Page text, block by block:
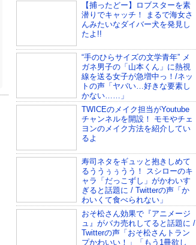
【捕ったどー】ロブスターを素
潜りでキャッチ！ まるで海女さ
んみたいなダイバー犬を発見し
たよ!!
“手のひらサイズの文学青年” メ
ガネ男子の「山本くん」に熱視
線を送る女子が急増中っ！/ネッ
トの声「ヤバい…好きな要素し
かない……」
TWICEのメイク担当がYoutube
チャンネルを開設！ モモやチェ
ヨンのメイク方法を紹介してい
るよ
寿司ネタをギュッと抱きしめて
るううぅぅうう！ スシローのキ
ャラ「だっこずし」がかわいす
ぎると話題に / Twitterの声「か
わいくて食べられない」
おそ松さん効果で『アニメージ
ュ』がバカ売れしてると話題に /
Twitterの声「おそ松さんトラン
プかわいい！」「もう1冊欲し